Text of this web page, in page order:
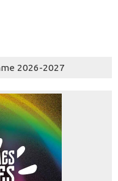
2026-2027